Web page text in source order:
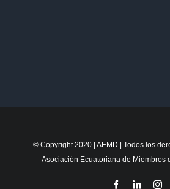
© Copyright 2020 | AEMD | Todos los
Asociación Ecuatoriana de Miembros
FacebookLinkedIn